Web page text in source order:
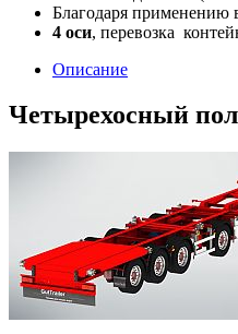
Благодаря применению
4 оси, перевозка
Описание
Четырехосный